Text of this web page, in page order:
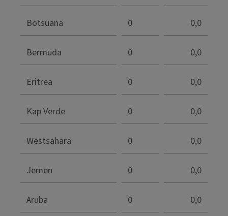
Botsuana 0 0,0
Bermuda 0 0,0
Eritrea 0 0,0
Kap Verde 0 0,0
Westsahara 0 0,0
Jemen 0 0,0
Aruba 0 0,0